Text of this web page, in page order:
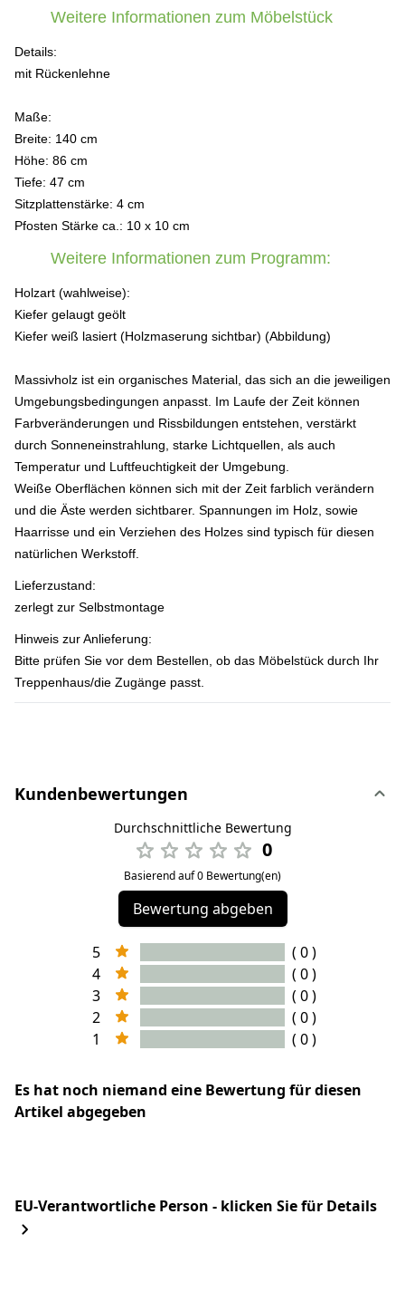
Weitere Informationen zum Möbelstück
Details:
mit Rückenlehne
Maße:
Breite: 140 cm
Höhe: 86 cm
Tiefe: 47 cm
Sitzplattenstärke: 4 cm
Pfosten Stärke ca.: 10 x 10 cm
Weitere Informationen zum Programm:
Holzart (wahlweise):
Kiefer gelaugt geölt
Kiefer weiß lasiert (Holzmaserung sichtbar) (Abbildung)
Massivholz ist ein organisches Material, das sich an die jeweiligen
Umgebungsbedingungen anpasst. Im Laufe der Zeit können
Farbveränderungen und Rissbildungen entstehen, verstärkt
durch Sonneneinstrahlung, starke Lichtquellen, als auch
Temperatur und Luftfeuchtigkeit der Umgebung.
Weiße Oberflächen können sich mit der Zeit farblich verändern
und die Äste werden sichtbarer. Spannungen im Holz, sowie
Haarrisse und ein Verziehen des Holzes sind typisch für diesen
natürlichen Werkstoff.
Lieferzustand:
zerlegt zur Selbstmontage
Hinweis zur Anlieferung:
Bitte prüfen Sie vor dem Bestellen, ob das Möbelstück durch Ihr
Treppenhaus/die Zugänge passt.
Kundenbewertungen
Durchschnittliche Bewertung
0
Basierend auf 0 Bewertung(en)
Bewertung abgeben
5
( 0 )
4
( 0 )
3
( 0 )
2
( 0 )
1
( 0 )
Es hat noch niemand eine Bewertung für diesen
Artikel abgegeben
EU-Verantwortliche Person - klicken Sie für Details